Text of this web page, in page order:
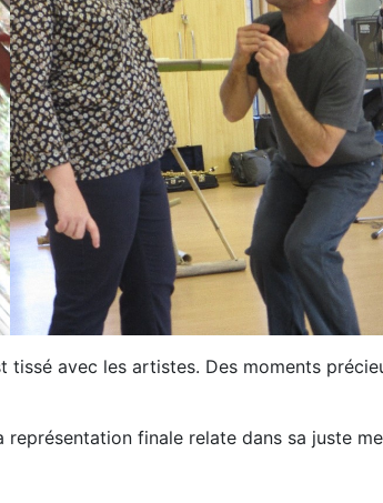
tissé avec les artistes. Des moments
finale relate dans sa juste